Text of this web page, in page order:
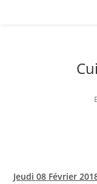
Jeudi 08 Février